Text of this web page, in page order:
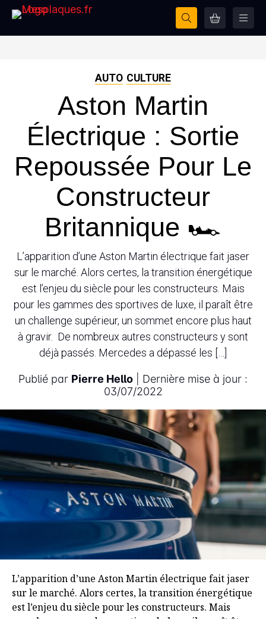
AUTO CULTURE
Aston Martin
Électrique : Sortie
Repoussée Pour Le
Constructeur
Britannique 🏎
L’apparition d’une Aston Martin électrique fait jaser
sur le marché. Alors certes, la transition énergétique
est l’enjeu du siècle pour les constructeurs. Mais
pour les gammes des sportives de luxe, il paraît être
un challenge supérieur, un sommet encore plus haut
à gravir. De nombreux autres constructeurs y sont
déjà passés. Mercedes a dépassé les […]
Publié par Pierre Hello | Dernière mise à jour :
03/07/2022
L’apparition d’une Aston Martin électrique fait jaser
sur le marché. Alors certes, la transition énergétique
est l’enjeu du siècle pour les constructeurs. Mais